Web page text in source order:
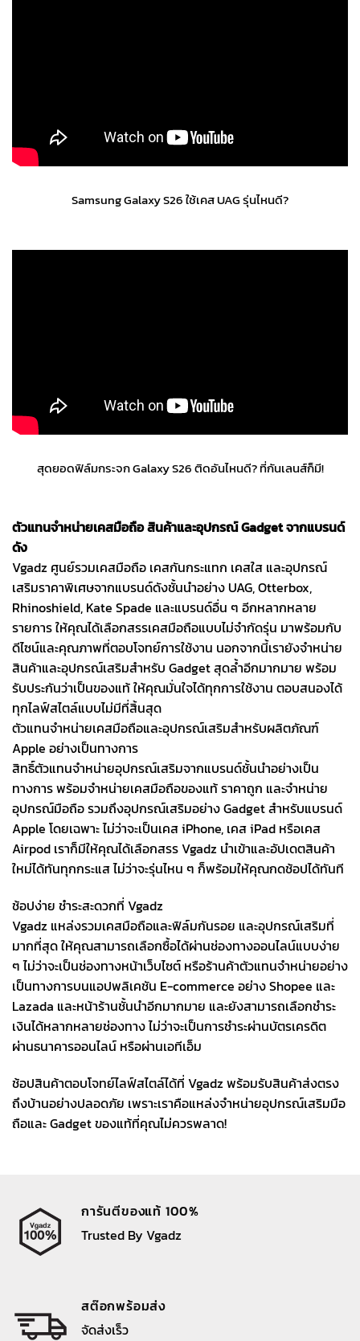
Samsung Galaxy S26 ใช้เคส UAG รุ่นไหนดี?
สุดยอดฟิล์มกระจก Galaxy S26 ติดอันไหนดี? ที่กันเลนส์ก็มี!
ตัวแทนจำหน่ายเคสมือถือ สินค้าและอุปกรณ์ Gadget จากแบรนด์
ดัง
Vgadz ศูนย์รวมเคสมือถือ เคสกันกระแทก เคสใส และอุปกรณ์
เสริมราคาพิเศษจากแบรนด์ดังชั้นนำอย่าง UAG, Otterbox,
Rhinoshield, Kate Spade และแบรนด์อื่น ๆ อีกหลากหลาย
รายการ ให้คุณได้เลือกสรรเคสมือถือแบบไม่จำกัดรุ่น มาพร้อมกับ
ดีไซน์และคุณภาพที่ตอบโจทย์การใช้งาน นอกจากนี้เรายังจำหน่าย
สินค้าและอุปกรณ์เสริมสำหรับ Gadget สุดล้ำอีกมากมาย พร้อม
รับประกันว่าเป็นของแท้ ให้คุณมั่นใจได้ทุกการใช้งาน ตอบสนองได้
ทุกไลฟ์สไตล์แบบไม่มีที่สิ้นสุด
ตัวแทนจำหน่ายเคสมือถือและอุปกรณ์เสริมสำหรับผลิตภัณฑ์
Apple อย่างเป็นทางการ
สิทธิ์ตัวแทนจำหน่ายอุปกรณ์เสริมจากแบรนด์ชั้นนำอย่างเป็น
ทางการ พร้อมจำหน่ายเคสมือถือของแท้ ราคาถูก และจำหน่าย
อุปกรณ์มือถือ รวมถึงอุปกรณ์เสริมอย่าง Gadget สำหรับแบรนด์
Apple โดยเฉพาะ ไม่ว่าจะเป็นเคส iPhone, เคส iPad หรือเคส
Airpod เราก็มีให้คุณได้เลือกสรร Vgadz นำเข้าและอัปเดตสินค้า
ใหม่ได้ทันทุกกระแส ไม่ว่าจะรุ่นไหน ๆ ก็พร้อมให้คุณกดช้อปได้ทันที
ช้อปง่าย ชำระสะดวกที่ Vgadz
Vgadz แหล่งรวมเคสมือถือและฟิล์มกันรอย และอุปกรณ์เสริมที่
มากที่สุด ให้คุณสามารถเลือกซื้อได้ผ่านช่องทางออนไลน์แบบง่าย
ๆ ไม่ว่าจะเป็นช่องทางหน้าเว็บไซต์ หรือร้านค้าตัวแทนจำหน่ายอย่าง
เป็นทางการบนแอปพลิเคชัน E-commerce อย่าง Shopee และ
Lazada และหน้าร้านชั้นนำอีกมากมาย และยังสามารถเลือกชำระ
เงินได้หลากหลายช่องทาง ไม่ว่าจะเป็นการชำระผ่านบัตรเครดิต
ผ่านธนาคารออนไลน์ หรือผ่านเอทีเอ็ม
ช้อปสินค้าตอบโจทย์ไลฟ์สไตล์ได้ที่ Vgadz พร้อมรับสินค้าส่งตรง
ถึงบ้านอย่างปลอดภัย เพราะเราคือแหล่งจำหน่ายอุปกรณ์เสริมมือ
ถือและ Gadget ของแท้ที่คุณไม่ควรพลาด!
การันตีของแท้ 100%
Trusted By Vgadz
สต๊อกพร้อมส่ง
จัดส่งเร็ว